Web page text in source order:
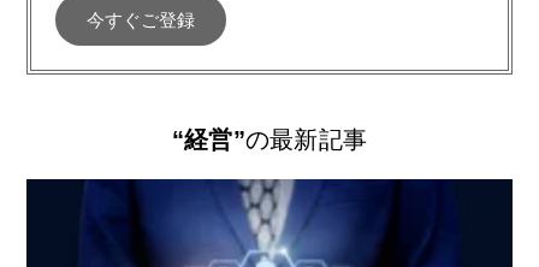
“経営”の最新記事